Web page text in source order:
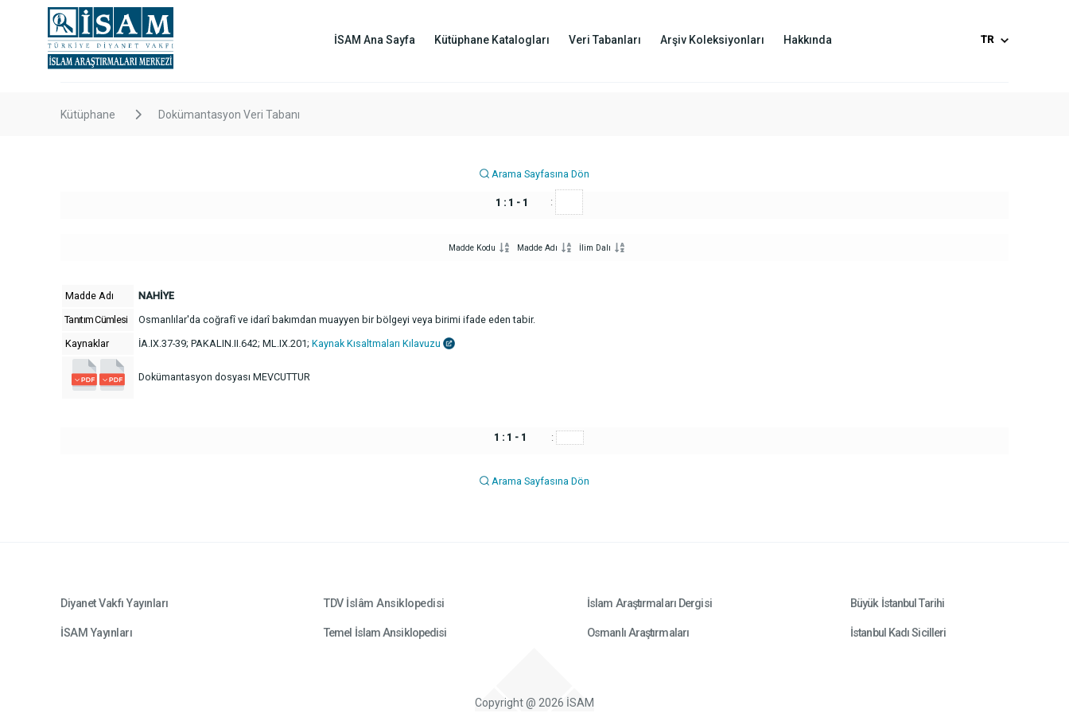
İSAM Ana Sayfa Kütüphane Katalogları Veri Tabanları Arşiv Koleksiyonları Hakkında TR
Kütüphane Dokümantasyon Veri Tabanı
Arama Sayfasına Dön
1 : 1 - 1 :
Madde Kodu Madde Adı İlim Dalı
Madde Adı
NAHİYE
Tanıtım Cümlesi
Osmanlılar'da coğrafî ve idarî bakımdan muayyen bir bölgeyi veya birimi ifade eden tabir.
Kaynaklar
İA.IX.37-39; PAKALIN.II.642; ML.IX.201; Kaynak Kısaltmaları Kılavuzu
Dokümantasyon dosyası MEVCUTTUR
1 : 1 - 1 :
Arama Sayfasına Dön
Diyanet Vakfı Yayınları
İSAM Yayınları
TDV İslâm Ansiklopedisi
Temel İslam Ansiklopedisi
İslam Araştırmaları Dergisi
Osmanlı Araştırmaları
Büyük İstanbul Tarihi
İstanbul Kadı Sicilleri
Copyright @ 2026 İSAM